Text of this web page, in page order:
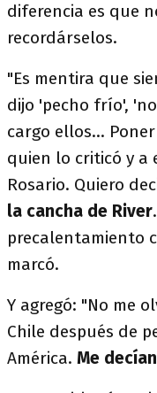
diferencia es que
recordárselos.
"Es mentira que
dijo 'pecho frío',
cargo ellos...
quien lo criticó y a
Rosario. Quiero
la cancha de River
precalentamiento
marcó.
Y agregó: "No me
Chile después de
América. Me